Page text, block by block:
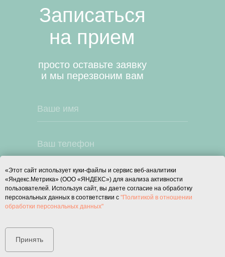
«Этот сайт использует куки-файлы и сервис веб-аналитики
«Яндекс.Метрика» (ООО «ЯНДЕКС») для анализа активности
пользователей. Используя сайт, вы даете согласие на обработку
персональных данных в соответствии с "Политикой в отношении
обработки персональных данных"
Принять
Записаться
на прием
Я даю согласие на
обработку моих
персональных данных в
соответствии с
в отношении обработки
просто оставьте заявку
и мы перезвоним вам